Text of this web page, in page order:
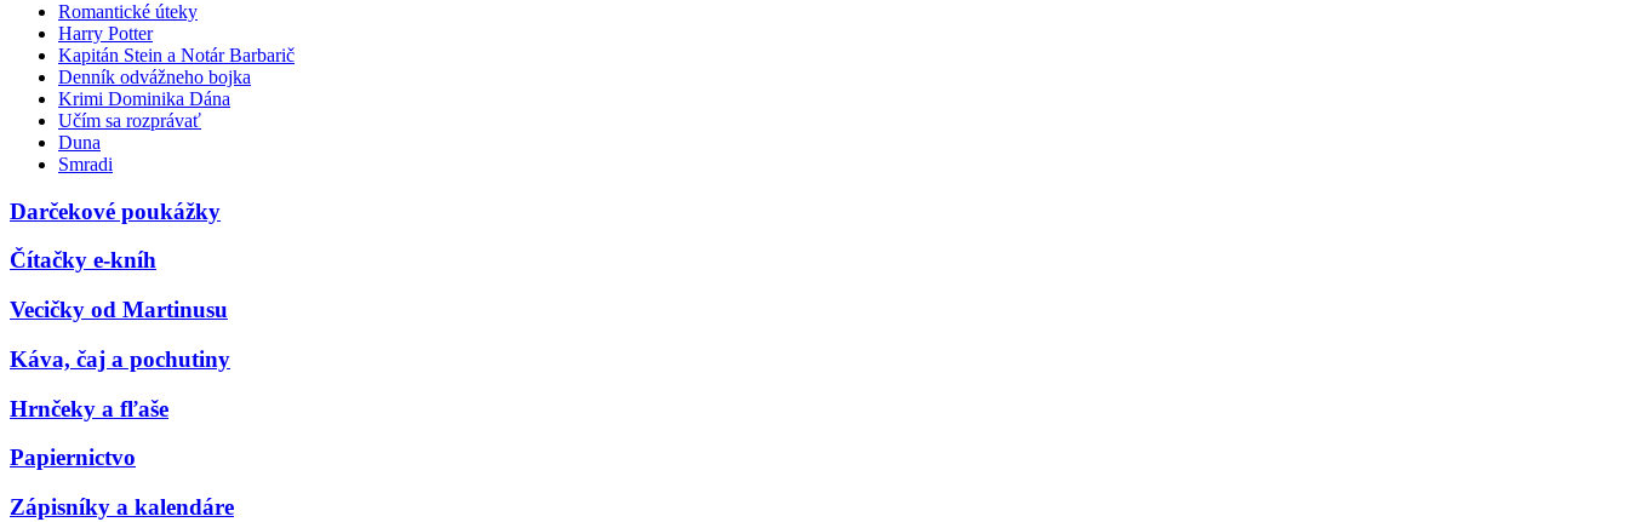
Romantické úteky
Harry Potter
Kapitán Stein a Notár Barbarič
Denník odvážneho bojka
Krimi Dominika Dána
Učím sa rozprávať
Duna
Smradi
Darčekové poukážky
Čítačky e-kníh
Vecičky od Martinusu
Káva, čaj a pochutiny
Hrnčeky a fľaše
Papiernictvo
Zápisníky a kalendáre